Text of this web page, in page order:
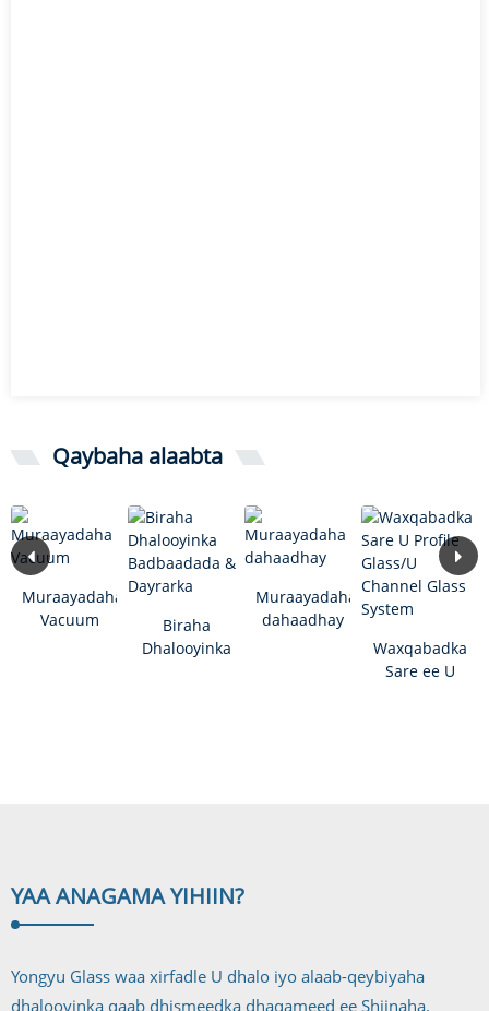
Qaybaha alaabta
Muraayadaha
Vacuum
Biraha
Dhalooyinka
Muraayadaha
dahaadhay
Waxqabadka
Sare ee U
YAA ANAGAMA YIHIIN?
Yongyu Glass waa xirfadle U dhalo iyo alaab-qeybiyaha
dhalooyinka qaab dhismeedka dhaqameed ee Shiinaha.